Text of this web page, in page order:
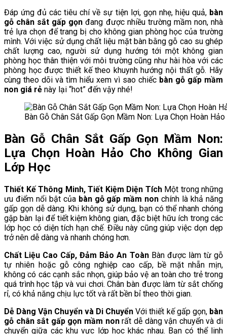
Đáp ứng đủ các tiêu chí về sự tiện lợi, gọn nhẹ, hiệu quả, bàn
gỗ chân sắt gấp gọn đang được nhiều trường mầm non, nhà
trẻ lựa chọn để trang bị cho không gian phòng học của trường
mình. Với việc sử dụng chất liệu mặt bàn bằng gỗ cao su ghép
chất lượng cao, người sử dụng hướng tới một không gian
phòng học thân thiện với môi trường cũng như hài hòa với các
phòng học được thiết kế theo khuynh hướng nội thất gỗ. Hãy
cùng theo dõi và tìm hiểu xem vì sao chiếc bàn gỗ gấp mầm
non giá rẻ này lại “hot” đến vậy nhé!
Bàn Gỗ Chân Sắt Gấp Gọn Mầm Non: Lựa Chọn Hoàn
Bàn Gỗ Chân Sắt Gấp Gọn Mầm Non:
Lựa Chọn Hoàn Hảo Cho Không Gian
Lớp Học
Thiết Kế Thông Minh, Tiết Kiệm Diện TíchMột trong những
ưu điểm nổi bật của bàn gỗ gấp mầm non chính là khả năng
gấp gọn dễ dàng. Khi không sử dụng, bạn có thể nhanh chóng
gập bàn lại để tiết kiệm không gian, đặc biệt hữu ích trong các
lớp học có diện tích hạn chế. Điều này cũng giúp việc dọn dẹp
trở nên dễ dàng và nhanh chóng hơn.
Chất Liệu Cao Cấp, Đảm Bảo An ToànBàn được làm từ gỗ
tự nhiên hoặc gỗ công nghiệp cao cấp, bề mặt nhẵn mịn,
không có các cạnh sắc nhọn, giúp bảo vệ an toàn cho trẻ trong
quá trình học tập và vui chơi. Chân bàn được làm từ sắt chống
rỉ, có khả năng chịu lực tốt và rất bền bỉ theo thời gian.
Dễ Dàng Vận Chuyển và Di Chuyển Với thiết kế gấp gọn, bàn
gỗ chân sắt gấp gọn mầm nonrất dễ dàng vận chuyển và di
chuyển giữa các khu vực lớp học khác nhau. Bạn có thể linh